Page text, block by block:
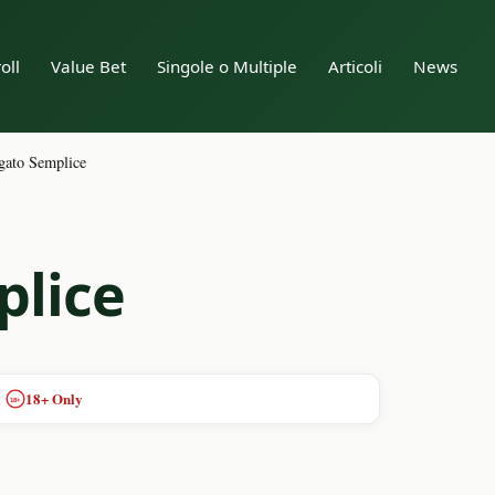
Value Bet Singole o Multiple Articoli News
Semplice
18+ 18+ Only